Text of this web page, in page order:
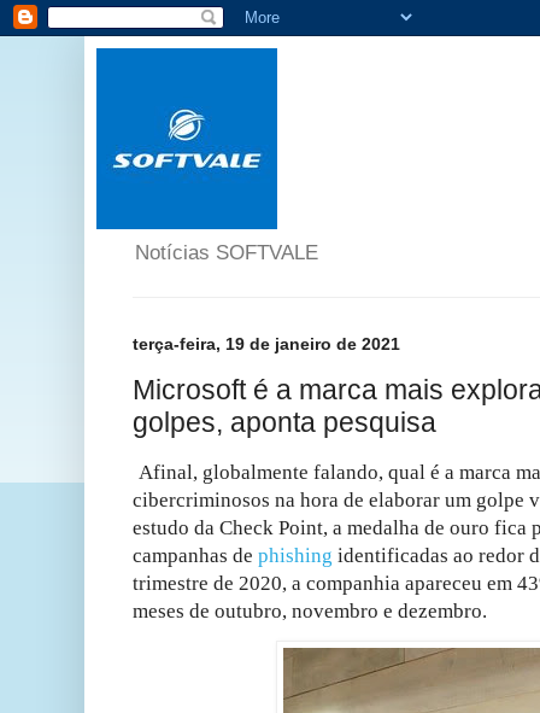
Notícias SOFTVALE
terça-feira, 19 de janeiro de 2021
Microsoft é a marca mais
golpes, aponta pesquisa
Afinal, globalmente falando, qual é a marca
cibercriminosos na hora de elaborar um golpe
estudo da Check Point, a medalha de ouro fica
campanhas de phishing identificadas ao redor
trimestre de 2020, a companhia apareceu em
meses de outubro, novembro e dezembro.